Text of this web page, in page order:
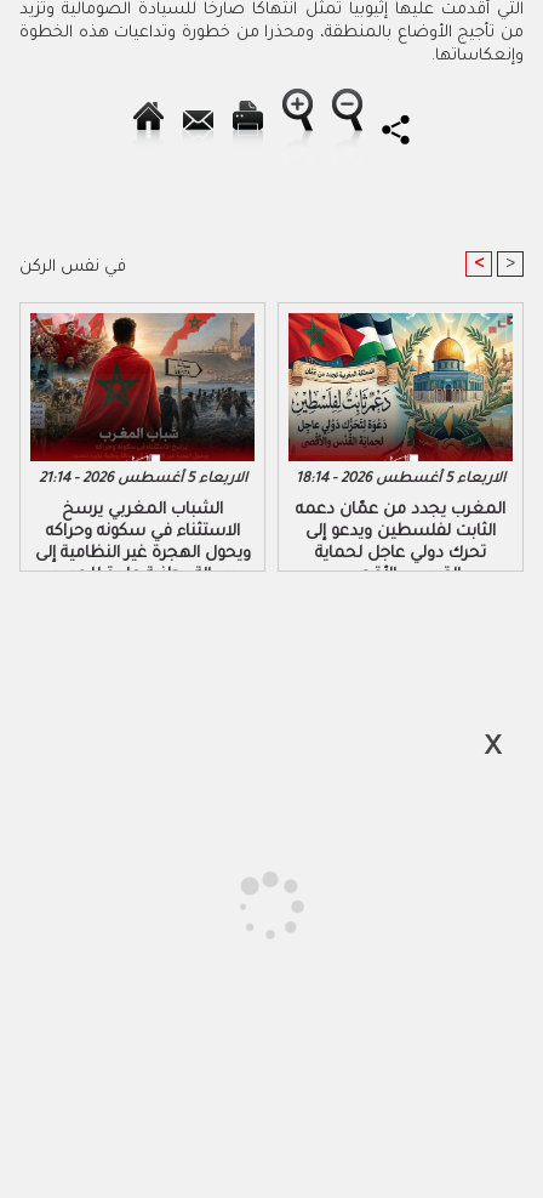
التي أقدمت عليها إثيوبيا تمثل انتهاكا صارخا للسيادة الصومالية وتزيد
من تأجيج الأوضاع بالمنطقة، ومحذرا من خطورة وتداعيات هذه الخطوة
وإنعكاساتها.
في نفس الركن < >
الاربعاء 5 أغسطس 2026 - 21:14
الشباب المغربي يرسخ
الاستثناء في سكونه وحراكه
ويحول الهجرة غير النظامية إلى
رسالة وطنية عابرة للحدود
الاربعاء 5 أغسطس 2026 - 18:14
المغرب يجدد من عمّان دعمه
الثابت لفلسطين ويدعو إلى
تحرك دولي عاجل لحماية
القدس والأقصى